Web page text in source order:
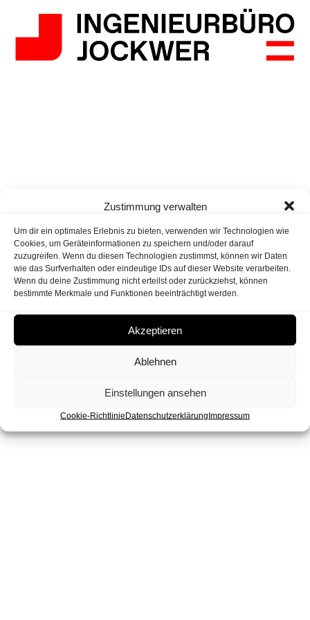
Zustimmung verwalten
Um dir ein optimales Erlebnis zu bieten, verwenden wir Technologien wie
Cookies, um Geräteinformationen zu speichern und/oder darauf
zuzugreifen. Wenn du diesen Technologien zustimmst, können wir Daten
wie das Surfverhalten oder eindeutige IDs auf dieser Website verarbeiten.
Wenn du deine Zustimmung nicht erteilst oder zurückziehst, können
bestimmte Merkmale und Funktionen beeinträchtigt werden.
Akzeptieren
Ablehnen
Einstellungen ansehen
Cookie-RichtlinieDatenschutzerklärungImpressum